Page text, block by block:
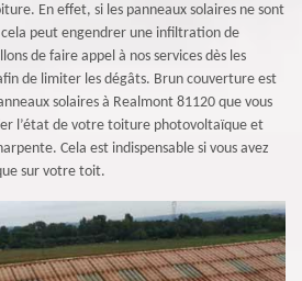
En effet, si les panneaux solaires ne sont
peut engendrer une infiltration de
de faire appel à nos services dès les
de limiter les dégâts. Brun couverture est
solaires à Realmont 81120 que vous
l’état de votre toiture photovoltaïque et
Cela est indispensable si vous avez
sur votre toit.